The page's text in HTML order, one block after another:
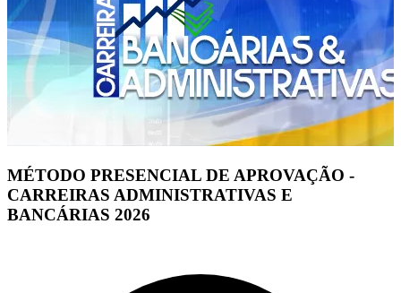
MÉTODO PRESENCIAL DE APROVAÇÃO -
CARREIRAS ADMINISTRATIVAS E
BANCÁRIAS 2026